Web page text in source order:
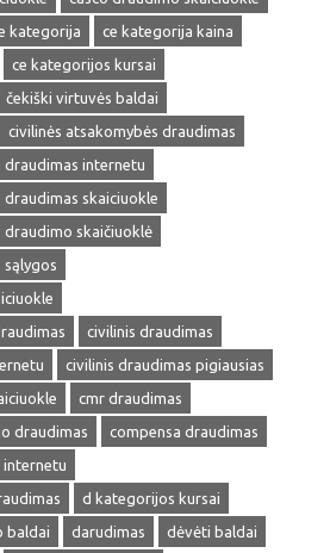
kategorija
ce kategorija kaina
ce kategorijos kursai
čekiški virtuvės baldai
civilinės atsakomybės draudimas
draudimas internetu
skaiciuokle
draudimo skaičiuoklė
sąlygos
civilinis draudimas
civilinis draudimas pigiausias
cmr draudimas
draudimas
compensa draudimas
internetu
d kategorijos kursai
baldai darudimas
dėvėti baldai